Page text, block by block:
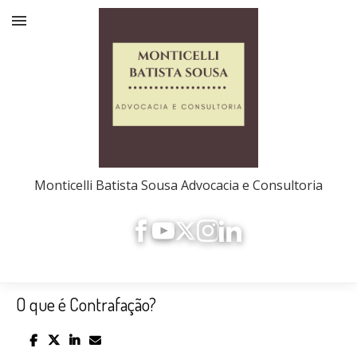
Monticelli Batista Sousa Advocacia e Consultoria
O que é Contrafação?